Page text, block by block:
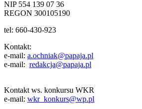
NIP 554 139 07 36
REGON 300105190
tel: 660-430-923
Kontakt:
e-mail: a.ochniak@papaja.pl
e-mail: redakcja@papaja.pl
Kontakt ws. konkursu WKR
e-mail: wkr_konkurs@wp.pl